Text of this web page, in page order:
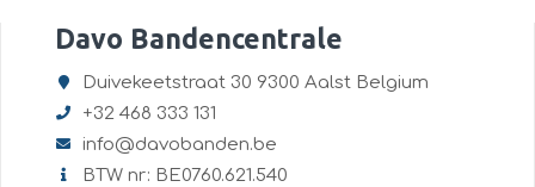
Davo Bandencentrale
Duivekeetstraat 30 9300 Aalst Belgium
+32 468 333 131
info@davobanden.be
BTW nr: BE0760.621.540